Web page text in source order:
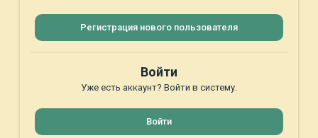
Регистрация нового пользователя
Войти
Уже есть аккаунт? Войти в систему.
Войти